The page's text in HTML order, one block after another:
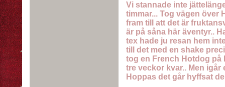
Vi stannade inte
timmar... Tog vägen över
fram till att det är
är på såna här äventyr..
tex hade ju resan hem
till det med en shake
tog en French Hotdog på
tre veckor kvar.. Men igår
Hoppas det går hyffsat